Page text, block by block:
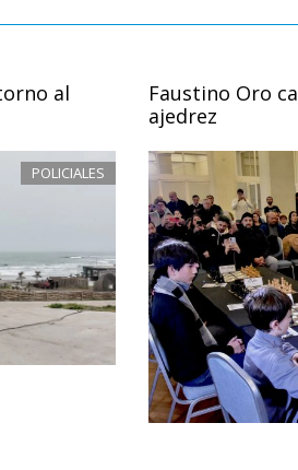
al
POLICIALES
Faustino Oro
ajedrez